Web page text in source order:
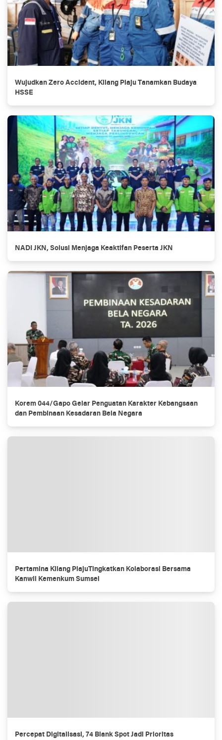
Wujudkan Zero Accident, Kilang Plaju Tanamkan Budaya
HSSE
NADI JKN, Solusi Menjaga Keaktifan Peserta JKN
Korem 044/Gapo Gelar Penguatan Karakter Kebangsaan
dan Pembinaan Kesadaran Bela Negara
Pertamina Kilang PlajuTingkatkan Kolaborasi Bersama
Kanwil Kemenkum Sumsel
Percepat Digitalisasi, 74 Blank Spot Jadi Prioritas